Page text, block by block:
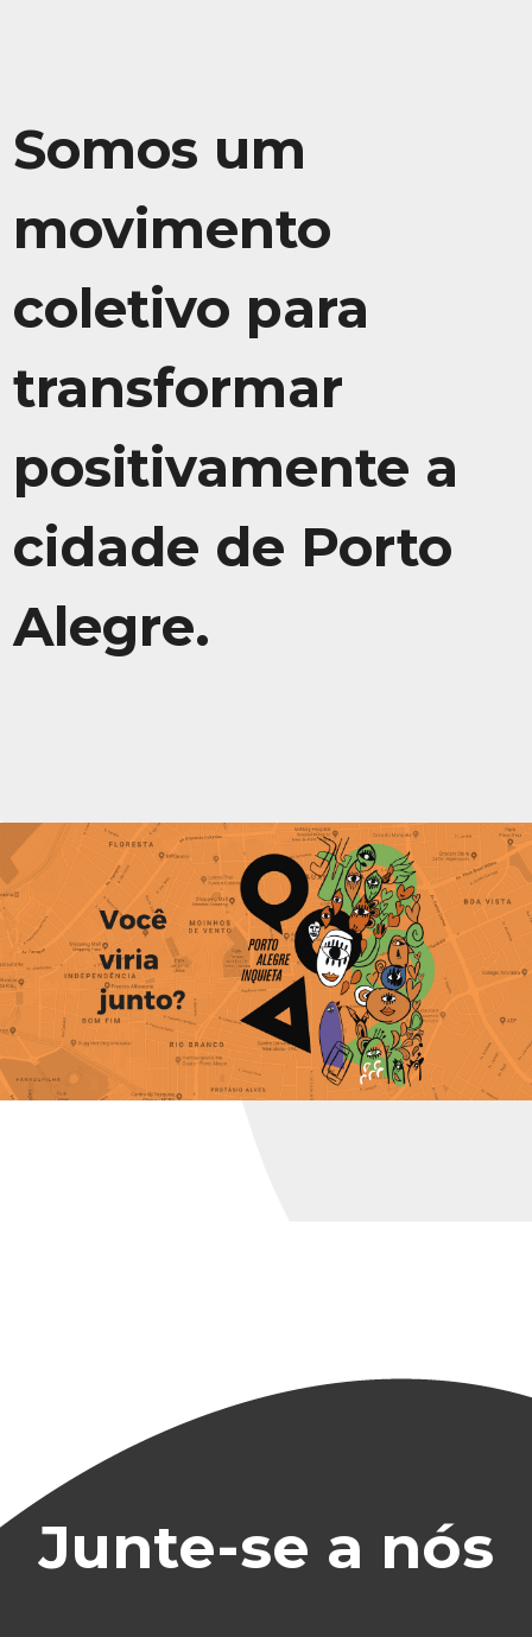
Somos um
movimento
coletivo para
transformar
positivamente a
cidade de Porto
Alegre.
Junte-se a nós